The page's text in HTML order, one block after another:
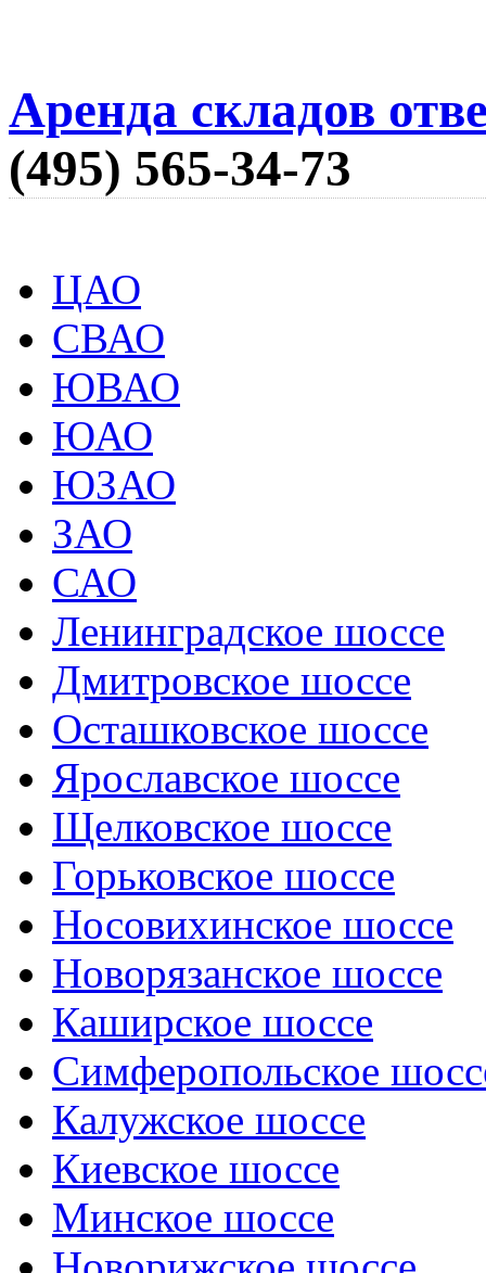
Аренда складов
(495) 565-34-73
ЦАО
СВАО
ЮВАО
ЮАО
ЮЗАО
ЗАО
САО
Ленинградское шоссе
Дмитровское шоссе
Осташковское шоссе
Ярославское шоссе
Щелковское шоссе
Горьковское шоссе
Носовихинское шоссе
Новорязанское шоссе
Каширское шоссе
Симферопольское
Калужское шоссе
Киевское шоссе
Минское шоссе